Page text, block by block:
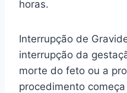
horas.
Interrupção de
interrupção da
morte do feto ou a
procedimento